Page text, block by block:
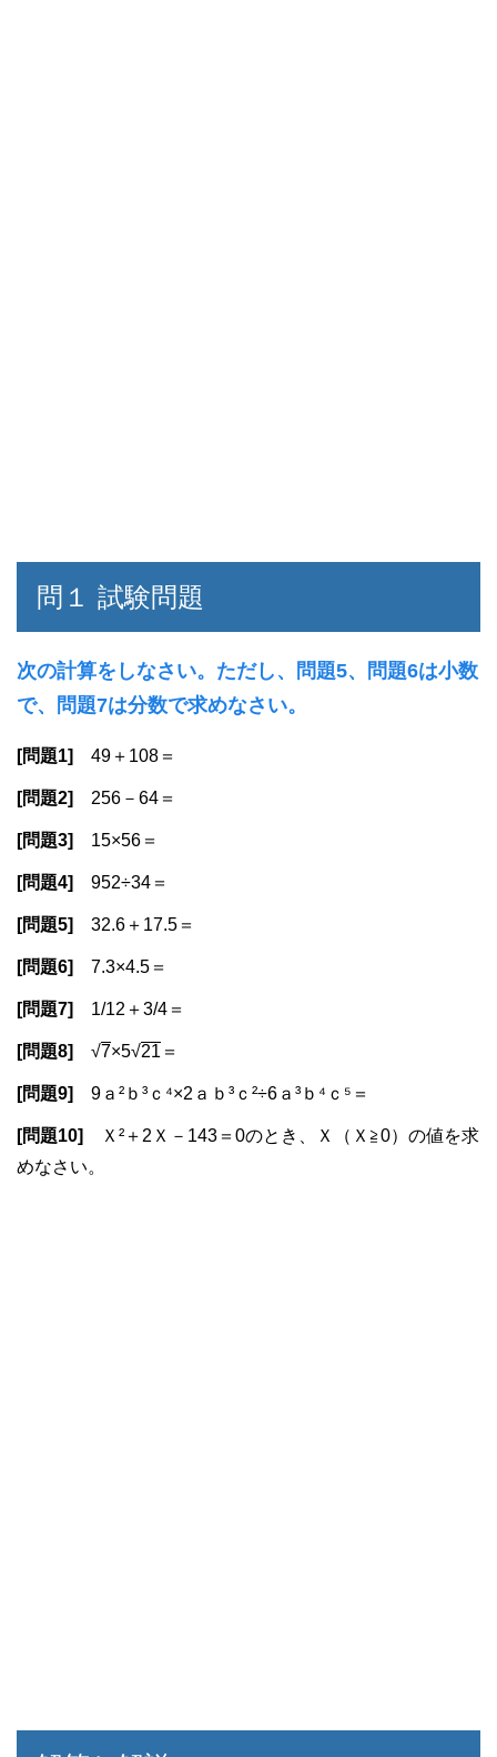
問１ 試験問題
次の計算をしなさい。ただし、問題5、問題6は小数
で、問題7は分数で求めなさい。
[問題1] 49＋108＝
[問題2] 256－64＝
[問題3] 15×56＝
[問題4] 952÷34＝
[問題5] 32.6＋17.5＝
[問題6] 7.3×4.5＝
[問題7] 1/12＋3/4＝
[問題8] √7×5√21 ＝
[問題9] 9ａ²ｂ³ｃ⁴×2ａｂ³ｃ²÷6ａ³ｂ⁴ｃ⁵＝
[問題10]
Ｘ²＋2Ｘ－143＝0のとき、Ｘ（Ｘ≧0）の値を求
めなさい。